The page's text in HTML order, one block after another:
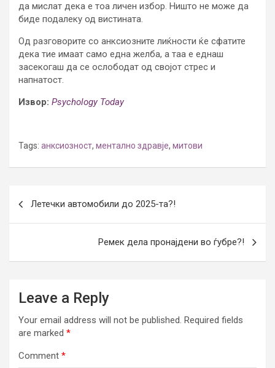
да мислат дека е тоа личен избор. Ништо не може да
биде подалеку од вистината.
Од разговорите со анксиозните лиќности ќе сфатите
дека тие имаат само една желба, а таа е еднаш
засекогаш да се ослободат од својот стрес и
напнатост.
Извор: Psychology Today
Tags: анксиозност, ментално здравје, митови
Летечки автомобили до 2025-та?!
Ремек дела пронајдени во ѓубре?!
Leave a Reply
Your email address will not be published. Required fields
are marked *
Comment *